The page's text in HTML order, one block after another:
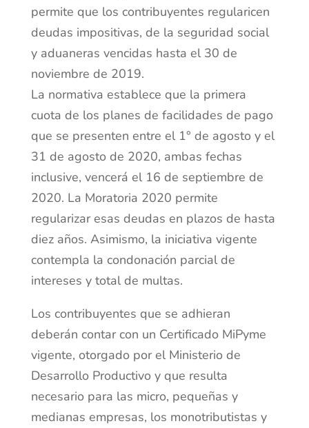
permite que los contribuyentes regularicen
deudas impositivas, de la seguridad social
y aduaneras vencidas hasta el 30 de
noviembre de 2019.
La normativa establece que la primera
cuota de los planes de facilidades de pago
que se presenten entre el 1° de agosto y el
31 de agosto de 2020, ambas fechas
inclusive, vencerá el 16 de septiembre de
2020. La Moratoria 2020 permite
regularizar esas deudas en plazos de hasta
diez años. Asimismo, la iniciativa vigente
contempla la condonación parcial de
intereses y total de multas.
Los contribuyentes que se adhieran
deberán contar con un Certificado MiPyme
vigente, otorgado por el Ministerio de
Desarrollo Productivo y que resulta
necesario para las micro, pequeñas y
medianas empresas, los monotributistas y